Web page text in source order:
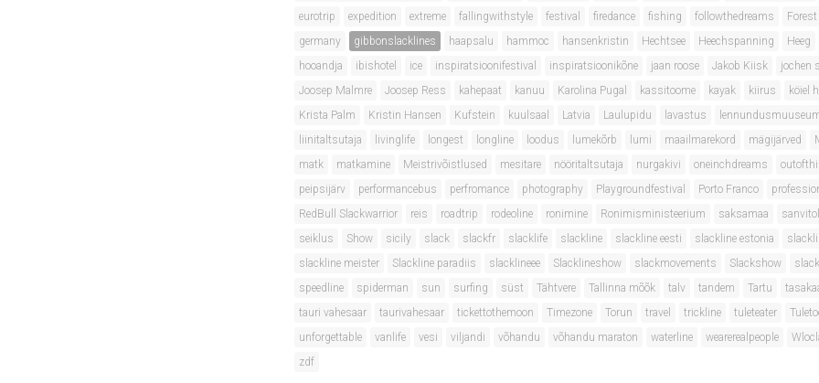
eurotrip
expedition extreme fallingwithstyle festival firedance fishing followthedreams
germany
gibbonslacklines haapsalu hammoc hansenkristin Hechtsee Heechspanning
Heeg
hooandja
ibishotel ice inspiratsioonifestival inspiratsioonikõne jaan roose Jakob Kiisk
jochen
Joosep Malmre
Joosep Ress kahepaat kanuu Karolina Pugal kassitoome kayak kiirus
köiel
Krista Palm
Kristin Hansen Kufstein kuulsaal Latvia Laulupidu lavastus
liinitaltsutaja
livinglife longest longline loodus lumekõrb lumi maailmarekord mägijärved
matk
matkamine Meistrivõistlused mesitare nööritaltsutaja nurgakivi oneinchdreams
peipsijärv
performancebus perfromance photography Playgroundfestival Porto Franco
RedBull Slackwarrior
reis roadtrip rodeoline ronimine Ronimisministeerium saksamaa
seiklus
Show sicily slack slackfr slacklife slackline slackline eesti slackline estonia
slackline meister
Slackline paradiis slacklineee Slacklineshow slackmovements Slackshow
speedline
spiderman sun surfing süst Tähtvere Tallinna mõõk talv tandem Tartu
tauri vahesaar
taurivahesaar tickettothemoon Timezone Torun travel trickline tuleteater
unforgettable
vanlife vesi viljandi võhandu võhandu maraton waterline wearerealpeople
zdf